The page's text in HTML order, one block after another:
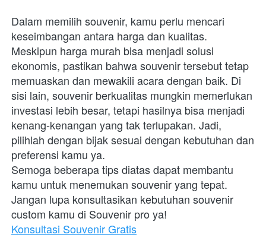
Dalam memilih souvenir, kamu perlu mencari
keseimbangan antara harga dan kualitas.
Meskipun harga murah bisa menjadi solusi
ekonomis, pastikan bahwa souvenir tersebut tetap
memuaskan dan mewakili acara dengan baik. Di
sisi lain, souvenir berkualitas mungkin memerlukan
investasi lebih besar, tetapi hasilnya bisa menjadi
kenang-kenangan yang tak terlupakan. Jadi,
pilihlah dengan bijak sesuai dengan kebutuhan dan
preferensi kamu ya.
Semoga beberapa tips diatas dapat membantu
kamu untuk menemukan souvenir yang tepat.
Jangan lupa konsultasikan kebutuhan souvenir
custom kamu di Souvenir pro ya!
Konsultasi Souvenir Gratis